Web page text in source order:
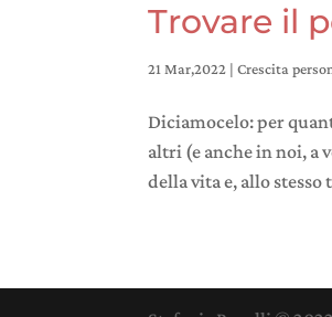
Trovare il
21 Mar,2022 |Crescita
Diciamocelo: per
altri (e anche in noi, a
della vita e, allo stesso